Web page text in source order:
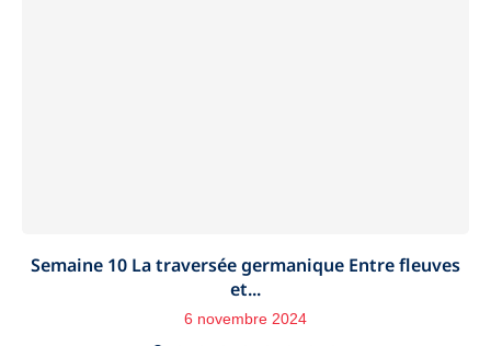
Semaine 10 La traversée germanique Entre fleuves
et...
6 novembre 2024